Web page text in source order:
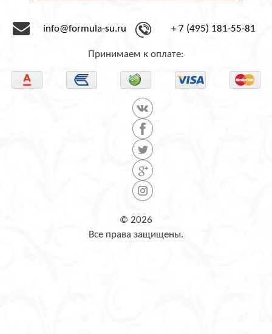
info@formula-su.ru + 7 (495) 181-55-81
Принимаем к оплате:
© 2026
Все права защищены.